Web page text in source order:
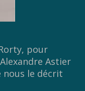
pour
Astier
nous le décrit